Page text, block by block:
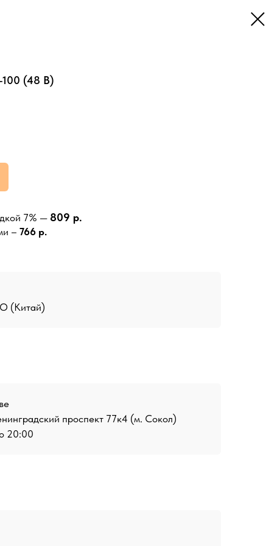
100 (48 В)
7% — 809 р.
– 766 р.
(Китай)
проспект 77к4 (м. Сокол)
20:00